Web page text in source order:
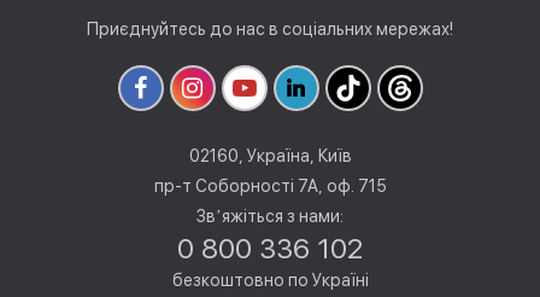
Приєднуйтесь до нас в соціальних мережах!
02160, Україна, Київ
пр-т Соборності 7А, оф. 715
Звʼяжіться з нами:
0 800 336 102
безкоштовно по Україні